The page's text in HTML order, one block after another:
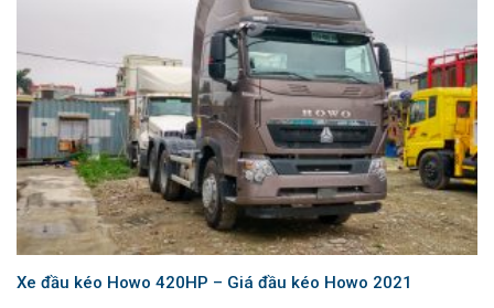
Xe đầu kéo Howo 420HP – Giá đầu kéo Howo 2021